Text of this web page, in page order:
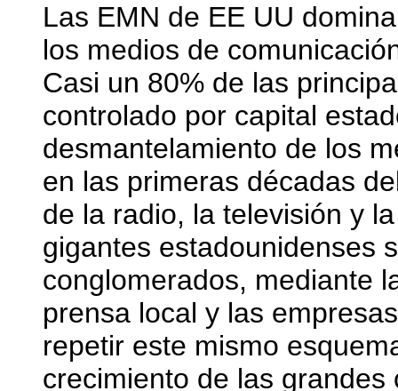
Las EMN de EE UU
los medios de
Casi un 80% de las
controlado por capital
desmantelamiento de los
en las primeras décadas
de la radio, la televisión y
gigantes estadounidenses
conglomerados, mediante
prensa local y las
repetir este mismo
crecimiento de las